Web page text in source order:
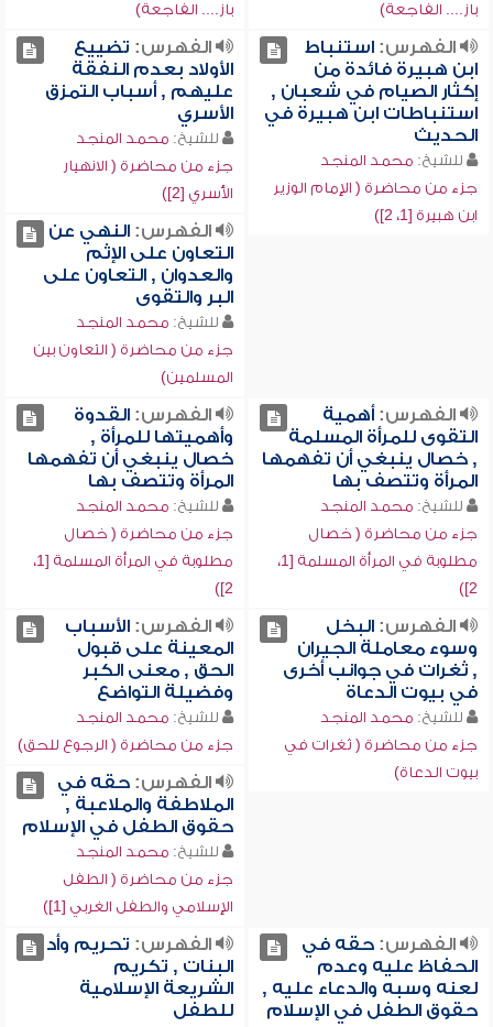
باز.... الفاجعة)
باز.... الفاجعة)
الفهرس:استنباط
ابن هبيرة فائدة من
إكثار الصيام في شعبان ,
استنباطات ابن هبيرة في
الحديث
للشيخ: محمد المنجد
جزء من محاضرة ( الإمام الوزير
ابن هبيرة [1، 2])
الفهرس: تضييع
الأولاد بعدم النفقة
عليهم , أسباب التمزق
الأسري
للشيخ: محمد المنجد
جزء من محاضرة ( الانهيار
الأُسري [2])
الفهرس:النهي عن
التعاون على الإثم
والعدوان , التعاون على
البر والتقوى
للشيخ: محمد المنجد
جزء من محاضرة ( التعاون بين
المسلمين)
الفهرس:أهمية
التقوى للمرأة المسلمة
, خصال ينبغي أن تفهمها
المرأة وتتصف بها
للشيخ: محمد المنجد
جزء من محاضرة ( خصال
مطلوبة في المرأة المسلمة [1،
2])
الفهرس:القدوة
وأهميتها للمرأة ,
خصال ينبغي أن تفهمها
المرأة وتتصف بها
للشيخ: محمد المنجد
جزء من محاضرة ( خصال
مطلوبة في المرأة المسلمة [1،
2])
الفهرس:البخل
وسوء معاملة الجيران
, ثغرات في جوانب أخرى
في بيوت الدعاة
للشيخ: محمد المنجد
جزء من محاضرة ( ثغرات في
بيوت الدعاة)
الفهرس:الأسباب
المعينة على قبول
الحق , معنى الكبر
وفضيلة التواضع
للشيخ: محمد المنجد
جزء من محاضرة ( الرجوع للحق)
الفهرس:حقه في
الملاطفة والملاعبة ,
حقوق الطفل في الإسلام
للشيخ: محمد المنجد
جزء من محاضرة ( الطفل
الإسلامي والطفل الغربي [1])
الفهرس:حقه في
الحفاظ عليه وعدم
لعنه وسبه والدعاء عليه ,
حقوق الطفل في الإسلام
الفهرس: تحريم وأد
البنات , تكريم
الشريعة الإسلامية
للطفل